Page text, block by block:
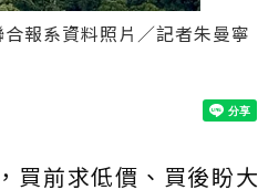
報系資料照片／記者朱曼寧
買前求低價、買後盼大